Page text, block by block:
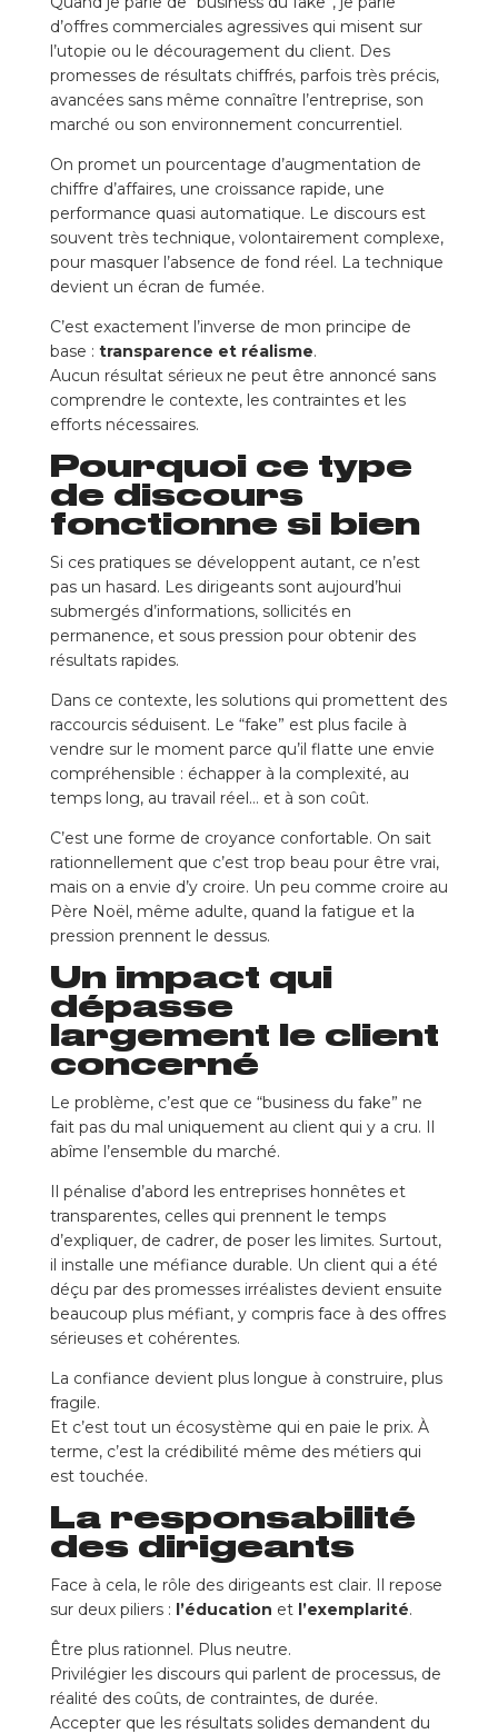
d’offres commerciales agressives qui misent sur
l’utopie ou le découragement du client. Des
promesses de résultats chiffrés, parfois très précis,
avancées sans même connaître l’entreprise, son
marché ou son environnement concurrentiel.
On promet un pourcentage d’augmentation de
chiffre d’affaires, une croissance rapide, une
performance quasi automatique. Le discours est
souvent très technique, volontairement complexe,
pour masquer l’absence de fond réel. La technique
devient un écran de fumée.
C’est exactement l’inverse de mon principe de
base : transparence et réalisme.
Aucun résultat sérieux ne peut être annoncé sans
comprendre le contexte, les contraintes et les
efforts nécessaires.
Pourquoi ce type
de discours
fonctionne si bien
Si ces pratiques se développent autant, ce n’est
pas un hasard. Les dirigeants sont aujourd’hui
submergés d’informations, sollicités en
permanence, et sous pression pour obtenir des
résultats rapides.
Dans ce contexte, les solutions qui promettent des
raccourcis séduisent. Le “fake” est plus facile à
vendre sur le moment parce qu’il flatte une envie
compréhensible : échapper à la complexité, au
temps long, au travail réel… et à son coût.
C’est une forme de croyance confortable. On sait
rationnellement que c’est trop beau pour être vrai,
mais on a envie d’y croire. Un peu comme croire au
Père Noël, même adulte, quand la fatigue et la
pression prennent le dessus.
Un impact qui
dépasse
largement le client
concerné
Le problème, c’est que ce “business du fake” ne
fait pas du mal uniquement au client qui y a cru. Il
abîme l’ensemble du marché.
Il pénalise d’abord les entreprises honnêtes et
transparentes, celles qui prennent le temps
d’expliquer, de cadrer, de poser les limites. Surtout,
il installe une méfiance durable. Un client qui a été
déçu par des promesses irréalistes devient ensuite
beaucoup plus méfiant, y compris face à des offres
sérieuses et cohérentes.
La confiance devient plus longue à construire, plus
fragile.
Et c’est tout un écosystème qui en paie le prix. À
terme, c’est la crédibilité même des métiers qui
est touchée.
La responsabilité
des dirigeants
Face à cela, le rôle des dirigeants est clair. Il repose
sur deux piliers : l’éducation et l’exemplarité.
Être plus rationnel. Plus neutre.
Privilégier les discours qui parlent de processus, de
réalité des coûts, de contraintes, de durée.
Accepter que les résultats solides demandent du